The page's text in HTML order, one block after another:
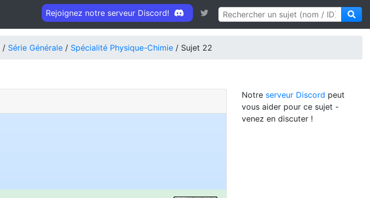
Rejoignez notre serveur Discord!
/ Série Générale / Spécialité Physique-Chimie / Sujet 22
Notre serveur Discord peut
vous aider pour ce sujet -
venez en discuter !